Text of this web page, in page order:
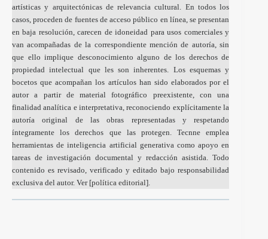
artísticas y arquitectónicas de relevancia cultural. En todos los
casos, proceden de fuentes de acceso público en línea, se presentan
en baja resolución, carecen de idoneidad para usos comerciales y
van acompañadas de la correspondiente mención de autoría, sin
que ello implique desconocimiento alguno de los derechos de
propiedad intelectual que les son inherentes. Los esquemas y
bocetos que acompañan los artículos han sido elaborados por el
autor a partir de material fotográfico preexistente, con una
finalidad analítica e interpretativa, reconociendo explícitamente la
autoría original de las obras representadas y respetando
íntegramente los derechos que las protegen. Tecnne emplea
herramientas de inteligencia artificial generativa como apoyo en
tareas de investigación documental y redacción asistida. Todo
contenido es revisado, verificado y editado bajo responsabilidad
exclusiva del autor. Ver [política editorial].